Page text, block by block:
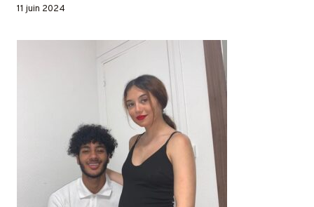
11 juin 2024